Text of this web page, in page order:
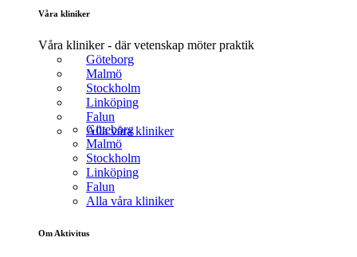
Våra kliniker
Våra kliniker - där vetenskap möter praktik
Göteborg
Malmö
Stockholm
Linköping
Falun
Alla våra kliniker
Göteborg
Malmö
Stockholm
Linköping
Falun
Alla våra kliniker
Om Aktivitus